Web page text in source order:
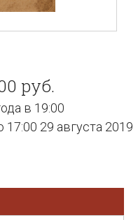
руб.
в 19:00
29 августа 2019